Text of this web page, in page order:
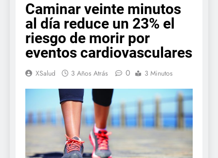
Caminar veinte minutos
al día reduce un 23% el
riesgo de morir por
eventos cardiovasculares
XSalud 3 Años Atrás 0 3 Minutos